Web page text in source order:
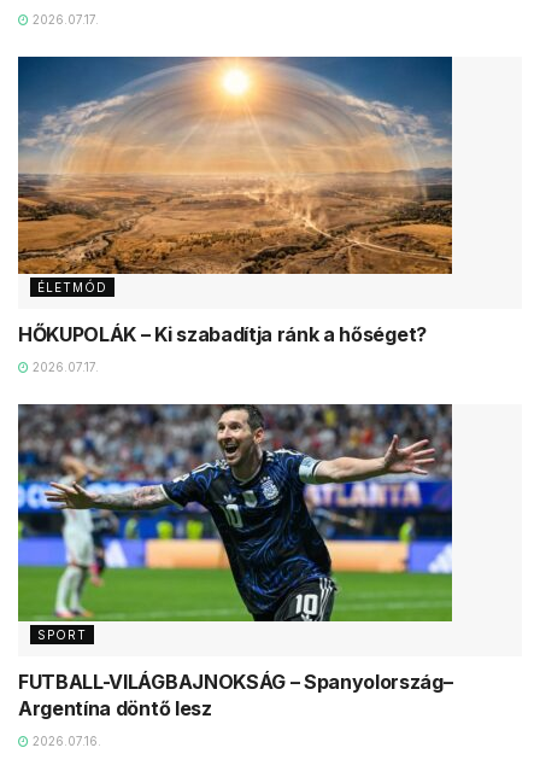
2026.07.17.
ÉLETMÓD
HŐKUPOLÁK – Ki szabadítja ránk a hőséget?
2026.07.17.
SPORT
FUTBALL-VILÁGBAJNOKSÁG – Spanyolország–
Argentína döntő lesz
2026.07.16.